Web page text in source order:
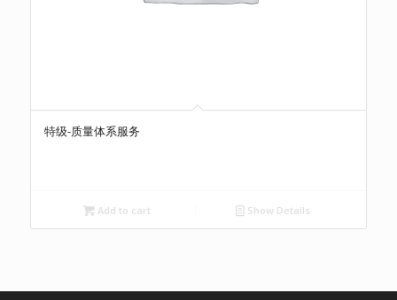
特级-质量体系服务
Add to cart Show Details